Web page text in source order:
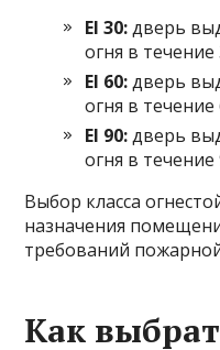
EI 30:дверь
огня в
EI 60:дверь
огня в
EI 90:дверь
огня в
Выбор класса
назначения
требований
Как